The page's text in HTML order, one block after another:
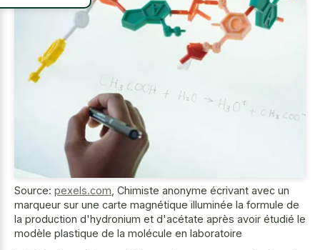
Source: pexels.com Chimiste anonyme écrivant avec un
marqueur sur une carte magnétique illuminée la formule de
la production d'hydronium et d'acétate après avoir étudié le
modèle plastique de la molécule en laboratoire